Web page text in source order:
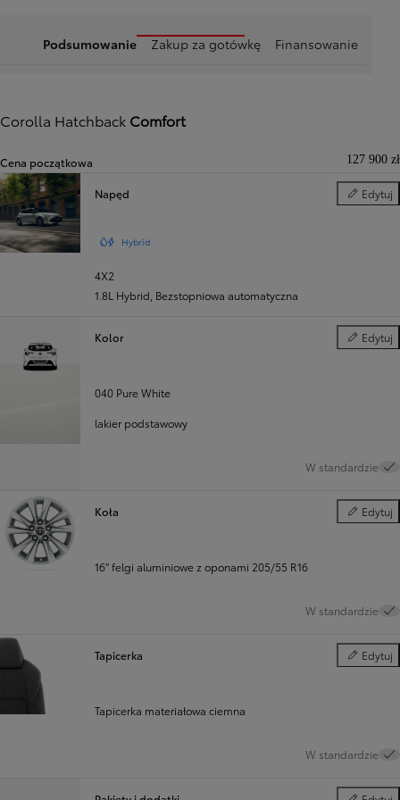
Podsumowanie Zakup za gotówkę Finansowanie
Corolla Hatchback Comfort
Cena początkowa 127 900 zł
Napęd Edytuj
Napęd
Hybrid
4X2
1.8L Hybrid Bezstopniowa automatyczna
Kolor Edytuj
Kolor
040 Pure White
lakier podstawowy
W standardzie
Koła Edytuj
Koła
16" felgi aluminiowe z oponami 205/55 R16
W standardzie
Tapicerka Edytuj
Tapicerka
Tapicerka materiałowa ciemna
W standardzie